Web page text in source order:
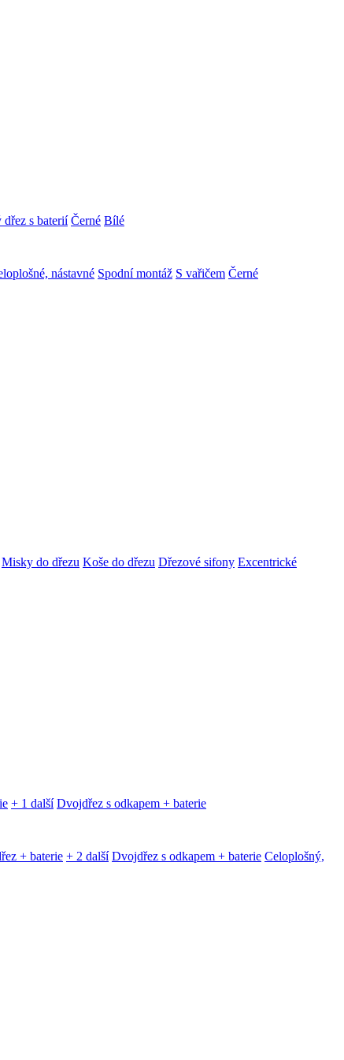
s baterií Černé Bílé
nástavné Spodní montáž S vařičem Černé
Misky do dřezu Koše do dřezu Dřezové sifony Excentrické
+ 1 další Dvojdřez s odkapem + baterie
+ baterie + 2 další Dvojdřez s odkapem + baterie Celoplošný,